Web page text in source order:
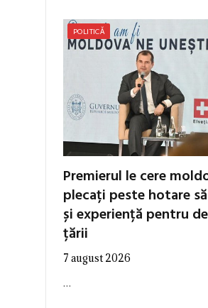
POLITICĂ
Premierul le cere
plecați peste hotare
și experiență pentru
țării
7 august 2026
…